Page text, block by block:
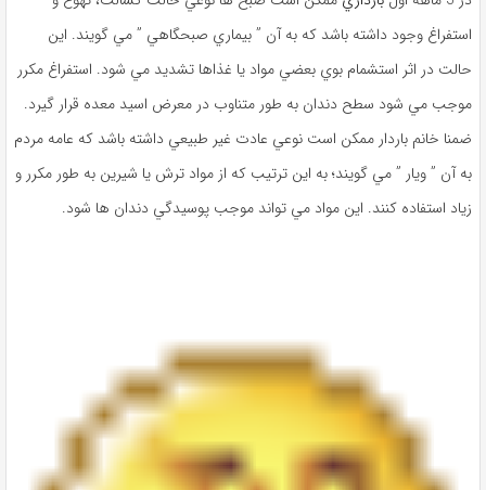
استفراغ وجود داشته باشد که به آن ” بيماري صبحگاهي ” مي ‌گويند. اين
حالت در اثر استشمام بوي بعضي مواد يا غذاها تشديد مي‌ شود. استفراغ مکرر
موجب مي ‌شود سطح دندان به طور متناوب در معرض اسيد معده قرار گيرد.
ضمنا خانم باردار ممکن است نوعي عادت غير طبيعي داشته باشد که عامه مردم
به آن ” ويار ” مي ‌گويند؛ به اين ترتيب که از مواد ترش يا شيرين به طور مکرر و
زياد استفاده کنند. اين مواد مي ‌تواند موجب پوسيدگي دندان‌ ها شود.